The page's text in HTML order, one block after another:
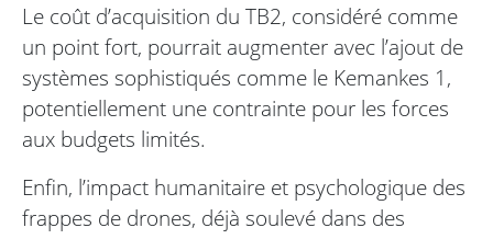
Le coût d’acquisition du TB2, considéré comme
un point fort, pourrait augmenter avec l’ajout de
systèmes sophistiqués comme le Kemankes 1,
potentiellement une contrainte pour les forces
aux budgets limités.
Enfin, l’impact humanitaire et psychologique des
frappes de drones, déjà soulevé dans des